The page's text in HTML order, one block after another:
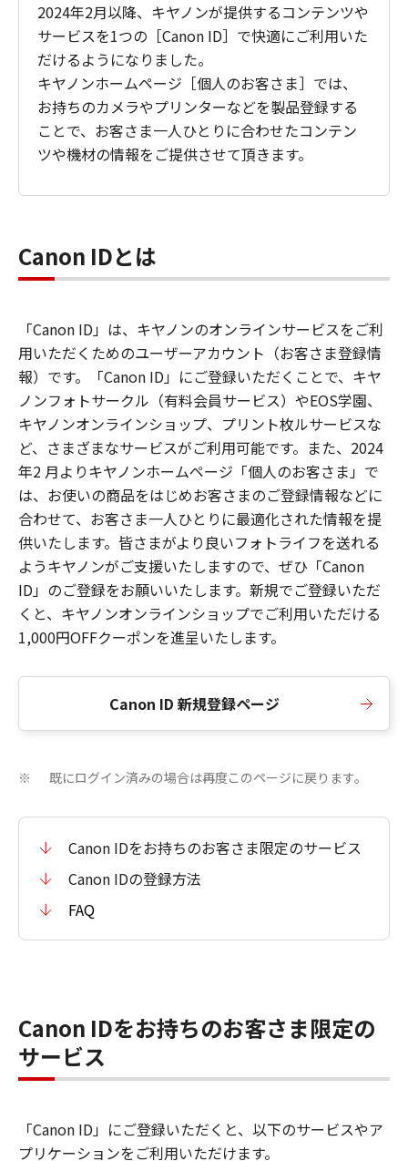
2024年2月以降、キヤノンが提供するコンテンツや
サービスを1つの［Canon ID］で快適にご利用いた
だけるようになりました。
キヤノンホームページ［個人のお客さま］では、
お持ちのカメラやプリンターなどを製品登録する
ことで、お客さま一人ひとりに合わせたコンテン
ツや機材の情報をご提供させて頂きます。
Canon IDとは
「Canon ID」は、キヤノンのオンラインサービスをご利
用いただくためのユーザーアカウント（お客さま登録情
報）です。「Canon ID」にご登録いただくことで、キヤ
ノンフォトサークル（有料会員サービス）やEOS学園、
キヤノンオンラインショップ、プリント枚ルサービスな
ど、さまざまなサービスがご利用可能です。また、2024
年2 月よりキヤノンホームページ「個人のお客さま」で
は、お使いの商品をはじめお客さまのご登録情報などに
合わせて、お客さま一人ひとりに最適化された情報を提
供いたします。皆さまがより良いフォトライフを送れる
ようキヤノンがご支援いたしますので、ぜひ「Canon
ID」のご登録をお願いいたします。新規でご登録いただ
くと、キヤノンオンラインショップでご利用いただける
1,000円OFFクーポンを進呈いたします。
Canon ID 新規登録ページ
※ 既にログイン済みの場合は再度このページに戻ります。
Canon IDをお持ちのお客さま限定のサービス
Canon IDの登録方法
FAQ
Canon IDをお持ちのお客さま限定の
サービス
「Canon ID」にご登録いただくと、以下のサービスやア
プリケーションをご利用いただけます。